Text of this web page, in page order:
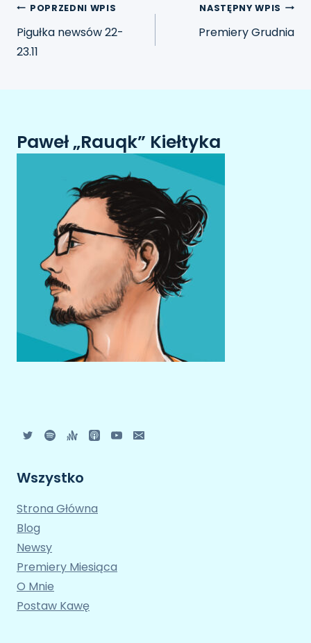
POPRZEDNI WPIS
Pigułka newsów 22-
23.11
NASTĘPNY WPIS
Premiery Grudnia
Paweł „Rauqk” Kiełtyka
Wszystko
Strona Główna
Blog
Newsy
Premiery Miesiąca
O Mnie
Postaw Kawę